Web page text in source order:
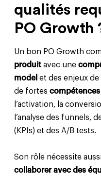
qualités
PO Growth
Un bon PO Growth
produit avec une
model et des enjeux de
de fortes
l’activation, la
l’analyse des funnels,
(KPIs) et des A/B tests.
Son rôle nécessite
collaborer avec des